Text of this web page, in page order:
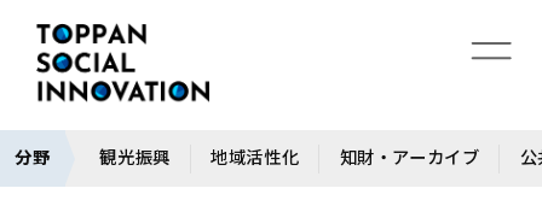
分野 観光振興 地域活性化 知財・アーカイブ